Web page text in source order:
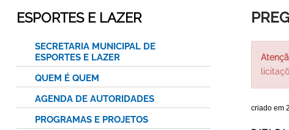
de
criado em
ESPORTES E LAZER
SECRETARIA MUNICIPAL DE
ESPORTES E LAZER
QUEM É QUEM
AGENDA DE AUTORIDADES
PROGRAMAS E PROJETOS